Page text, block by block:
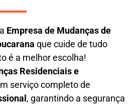
Empresa de Mudanças de
que cuide de tudo
é a melhor escolha!
Residenciais e
serviço completo de
, garantindo a segurança